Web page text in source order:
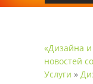
«Дизайна и
новостей
Услуги »